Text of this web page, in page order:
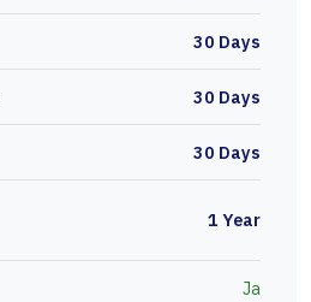
30 Days
30 Days
30 Days
1 Year
Ja